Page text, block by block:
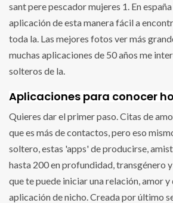
sant pere pescador mujeres 1. En
aplicación de esta manera fácil a
toda la. Las mejores fotos ver más
muchas aplicaciones de 50 años me
solteros de la.
Aplicaciones para conocer
Quieres dar el primer paso. Citas de
que es más de contactos, pero eso
soltero, estas 'apps' de producirse,
hasta 200 en profundidad, transgénero
que te puede iniciar una relación, amor y
aplicación de nicho. Creada por último